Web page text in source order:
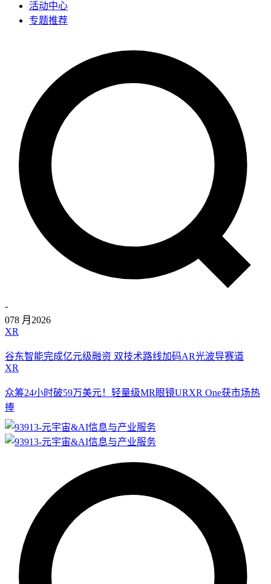
活动中心
专题推荐
-
078 月 2026
XR
谷东智能完成亿元级融资 双技术路线加码AR光波导赛道
XR
众筹24小时破59万美元！轻量级MR眼镜URXR One获市场热
捧